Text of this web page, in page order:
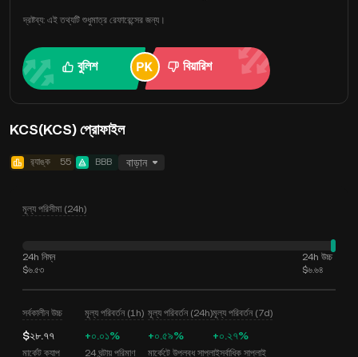
দ্রষ্টব্য: এই তথ্যটি শুধুমাত্র রেফারেন্সের জন্য।
বুলিশ বিয়ারিশ
KCS(KCS) প্রোফাইল
র‍্যাঙ্ক 55 BBB বাড়ান
মূল্য পরিসীমা (24h)
24h নিম্ন
$৬.৫৩
24h উচ্চ
$৬.৬৪
সর্বকালীন উচ্চ
$২৮.৭৭
মূল্য পরিবর্তন (1h)
+০.০১%
মূল্য পরিবর্তন (24h)
+০.৫৯%
মূল্য পরিবর্তন (7d)
+০.২৭%
মার্কেট ক্যাপ 24 ঘন্টায় পরিমাণ মার্কেটে উপলব্ধ সাপ্লাইসর্বাধিক সাপ্লাই